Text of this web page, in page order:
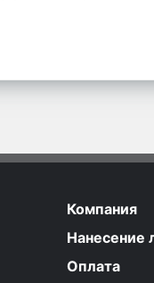
Компания
Нанесение
Оплата